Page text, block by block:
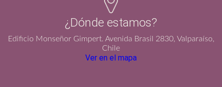
¿Dónde estamos?
Edificio Monseñor Gimpert. Avenida Brasil 2830, Valparaíso,
Chile
Ver en el mapa